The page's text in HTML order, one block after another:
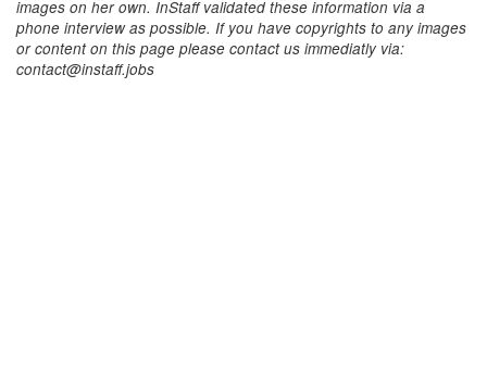
images on her own. InStaff validated these information via a
phone interview as possible. If you have copyrights to any images
or content on this page please contact us immediatly via:
contact@instaff.jobs